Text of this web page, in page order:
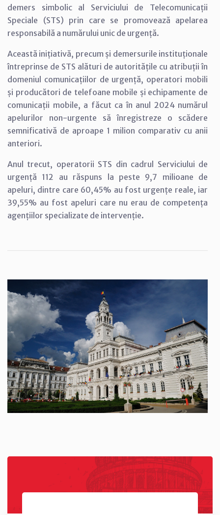
demers simbolic al Serviciului de Telecomunicații
Speciale (STS) prin care se promovează apelarea
responsabilă a numărului unic de urgență.
Această inițiativă, precum și demersurile instituționale
întreprinse de STS alături de autoritățile cu atribuții în
domeniul comunicațiilor de urgență, operatori mobili
și producători de telefoane mobile și echipamente de
comunicații mobile, a făcut ca în anul 2024 numărul
apelurilor non-urgente să înregistreze o scădere
semnificativă de aproape 1 milion comparativ cu anii
anteriori.
Anul trecut, operatorii STS din cadrul Serviciului de
urgență 112 au răspuns la peste 9,7 milioane de
apeluri, dintre care 60,45% au fost urgențe reale, iar
39,55% au fost apeluri care nu erau de competența
agențiilor specializate de intervenție.